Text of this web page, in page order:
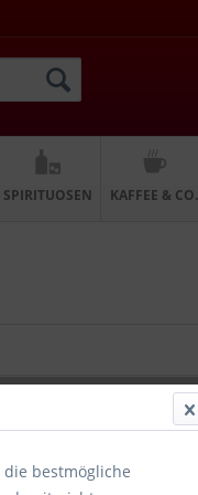
SPIRITUOSEN KAFFEE & CO.
die bestmögliche